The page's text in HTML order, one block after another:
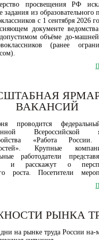
просвещения РФ
из образовательного
с 1 сентября 2026
документе
объёме до-
(ранее
стратегии развития
в первых классах
проходить без домашней
ВАКАНСИЙ
проводится
Всероссийской
«Работа
». Крупные
работодатели
и расскажут о
роста. Посетители
соиска-телей.
многие предприятия
обучение в собственных
иногородним предоста-
РЫНКА
на рынке труда России на-